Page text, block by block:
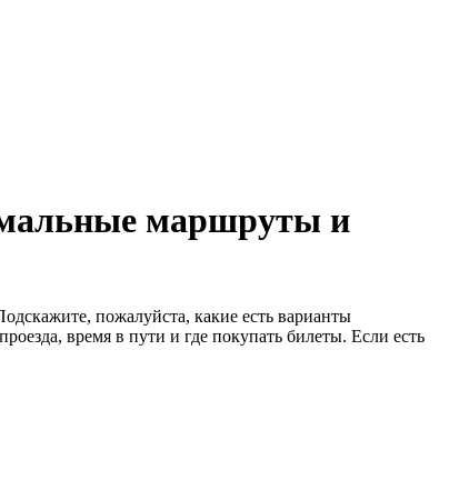
маршруты и
пожалуйста, какие есть варианты
время в пути и где покупать билеты. Если есть